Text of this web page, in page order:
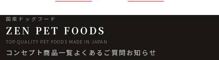
国産ドッグフード
ZEN PET FOODS
TOP QUALITY PET FOODS MADE IN JAPAN
コンセプト商品一覧 よくあるご質問 お知らせ